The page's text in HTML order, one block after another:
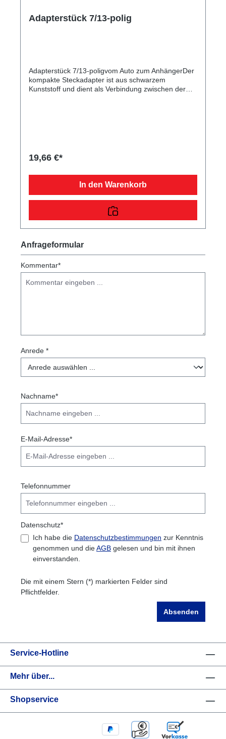
Adapterstück 7/13-polig
Adapterstück 7/13-poligvom Auto zum AnhängerDer
kompakte Steckadapter ist aus schwarzem
Kunststoff und dient als Verbindung zwischen der
19,66 €*
In den Warenkorb
Anfrageformular
Kommentar*
Anrede *
Nachname*
E-Mail-Adresse*
Telefonnummer
Datenschutz*
Ich habe die Datenschutzbestimmungen zur Kenntnis
genommen und dieAGB gelesen und bin mit ihnen
einverstanden.
Die mit einem Stern (*) markierten Felder sind
Pflichtfelder.
Absenden
Service-Hotline
Mehr über...
Shopservice